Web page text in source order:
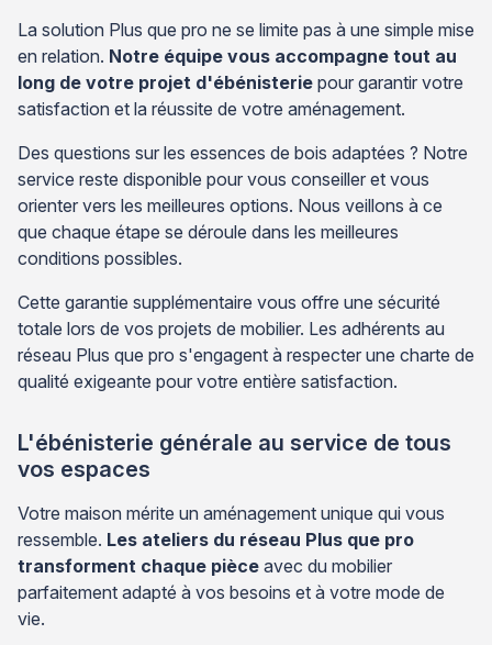
La solution Plus que pro ne se limite pas à une simple mise
en relation. Notre équipe vous accompagne tout au
long de votre projet d'ébénisterie pour garantir votre
satisfaction et la réussite de votre aménagement.
Des questions sur les essences de bois adaptées ? Notre
service reste disponible pour vous conseiller et vous
orienter vers les meilleures options. Nous veillons à ce
que chaque étape se déroule dans les meilleures
conditions possibles.
Cette garantie supplémentaire vous offre une sécurité
totale lors de vos projets de mobilier. Les adhérents au
réseau Plus que pro s'engagent à respecter une charte de
qualité exigeante pour votre entière satisfaction.
L'ébénisterie générale au service de tous
vos espaces
Votre maison mérite un aménagement unique qui vous
ressemble. Les ateliers du réseau Plus que pro
transforment chaque pièce avec du mobilier
parfaitement adapté à vos besoins et à votre mode de
vie.